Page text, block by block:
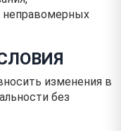
неправомерных
изменения в
без